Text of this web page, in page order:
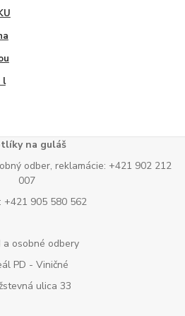
l
na guláš
odber, reklamácie: +421 902 212
007
+421 905 580 562
a osobné odbery
PD - Viničné
ulica 33